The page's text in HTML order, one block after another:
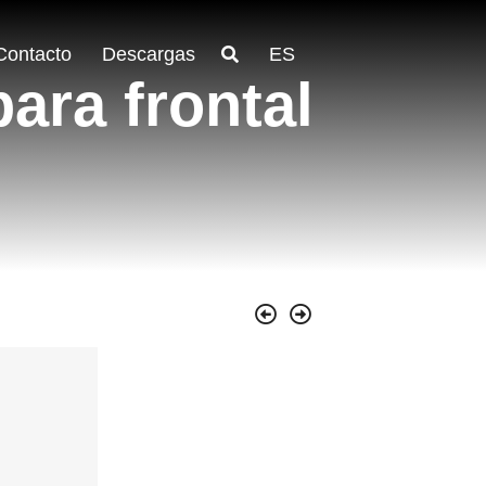
Descargas ES
frontal